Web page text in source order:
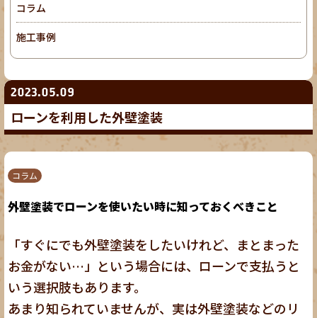
2023.05.09
ローンを利用した外壁塗装
コラム
外壁塗装でローンを使いたい時に知っておくべきこと
「すぐにでも外壁塗装をしたいけれど、まとまった
お金がない…」という場合には、ローンで支払うと
いう選択肢もあります。
あまり知られていませんが、実は外壁塗装などのリ
コラム
施工事例